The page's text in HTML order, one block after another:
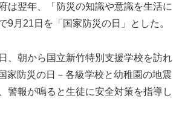
は翌年、「防災の知識や意識を生活に
9月21日を「国家防災の日」とした。
、朝から国立新竹特別支援学校を訪れ
家防災の日－各級学校と幼稚園の地震
、警報が鳴ると生徒に安全対策を指導し